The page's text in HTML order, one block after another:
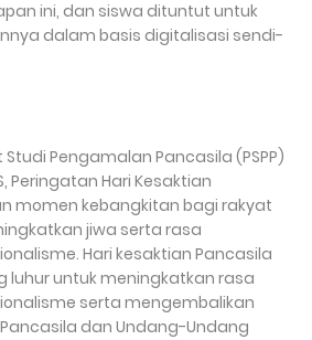
ini, dan siswa dituntut untuk
dalam basis digitalisasi sendi-
Pengamalan Pancasila (PSPP)
Peringatan Hari Kesaktian
momen kebangkitan bagi rakyat
jiwa serta rasa
Hari kesaktian Pancasila
luhur untuk meningkatkan rasa
serta mengembalikan
dan Undang-Undang